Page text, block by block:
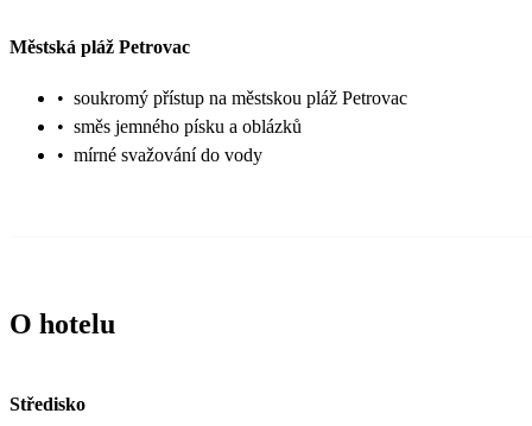
Městská pláž Petrovac
• soukromý přístup na městskou pláž Petrovac
• směs jemného písku a oblázků
• mírné svažování do vody
O hotelu
Středisko